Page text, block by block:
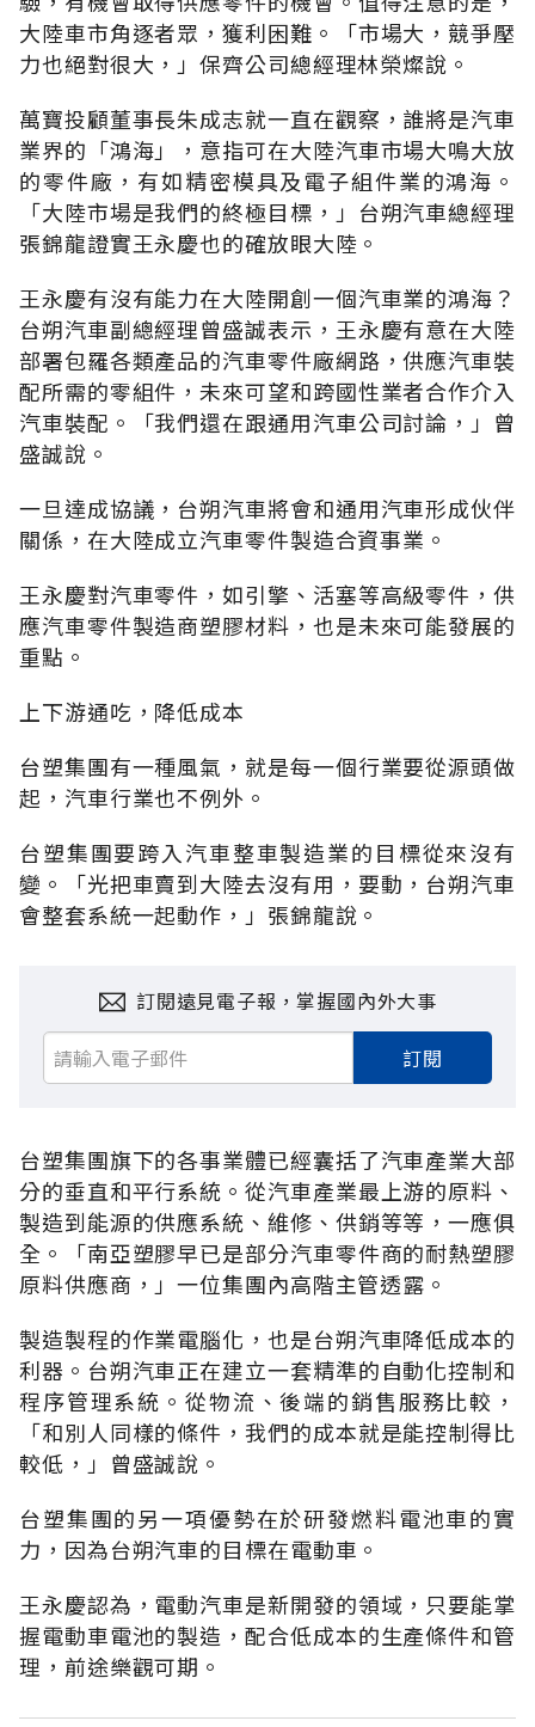
大陸車市角逐者眾，獲利困難。「市場大，競爭壓
力也絕對很大，」保齊公司總經理林榮燦說。
萬寶投顧董事長朱成志就一直在觀察，誰將是汽車
業界的「鴻海」，意指可在大陸汽車市場大鳴大放
的零件廠，有如精密模具及電子組件業的鴻海。
「大陸市場是我們的終極目標，」台朔汽車總經理
張錦龍證實王永慶也的確放眼大陸。
王永慶有沒有能力在大陸開創一個汽車業的鴻海？
台朔汽車副總經理曾盛誠表示，王永慶有意在大陸
部署包羅各類產品的汽車零件廠網路，供應汽車裝
配所需的零組件，未來可望和跨國性業者合作介入
汽車裝配。「我們還在跟通用汽車公司討論，」曾
盛誠說。
一旦達成協議，台朔汽車將會和通用汽車形成伙伴
關係，在大陸成立汽車零件製造合資事業。
王永慶對汽車零件，如引擎、活塞等高級零件，供
應汽車零件製造商塑膠材料，也是未來可能發展的
重點。
上下游通吃，降低成本
台塑集團有一種風氣，就是每一個行業要從源頭做
起，汽車行業也不例外。
台塑集團要跨入汽車整車製造業的目標從來沒有
變。「光把車賣到大陸去沒有用，要動，台朔汽車
會整套系統一起動作，」張錦龍說。
訂閱遠見電子報，掌握國內外大事
訂閱
台塑集團旗下的各事業體已經囊括了汽車產業大部
分的垂直和平行系統。從汽車產業最上游的原料、
製造到能源的供應系統、維修、供銷等等，一應俱
全。「南亞塑膠早已是部分汽車零件商的耐熱塑膠
原料供應商，」一位集團內高階主管透露。
製造製程的作業電腦化，也是台朔汽車降低成本的
利器。台朔汽車正在建立一套精準的自動化控制和
程序管理系統。從物流、後端的銷售服務比較，
「和別人同樣的條件，我們的成本就是能控制得比
較低，」曾盛誠說。
台塑集團的另一項優勢在於研發燃料電池車的實
力，因為台朔汽車的目標在電動車。
王永慶認為，電動汽車是新開發的領域，只要能掌
握電動車電池的製造，配合低成本的生產條件和管
理，前途樂觀可期。